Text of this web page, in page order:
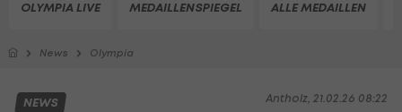
OLYMPIA LIVE MEDAILLENSPIEGEL ALLE MEDAILLEN
News Olympia
Antholz, 21.02.26 08:22
NEWS